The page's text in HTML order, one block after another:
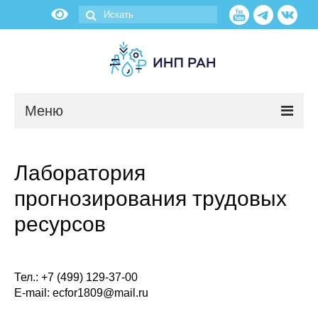
Меню
Об институте
Администрация
Лаборатория
прогнозирования трудовых
ресурсов
Тел.: +7 (499) 129-37-00
E-mail: ecfor1809@mail.ru